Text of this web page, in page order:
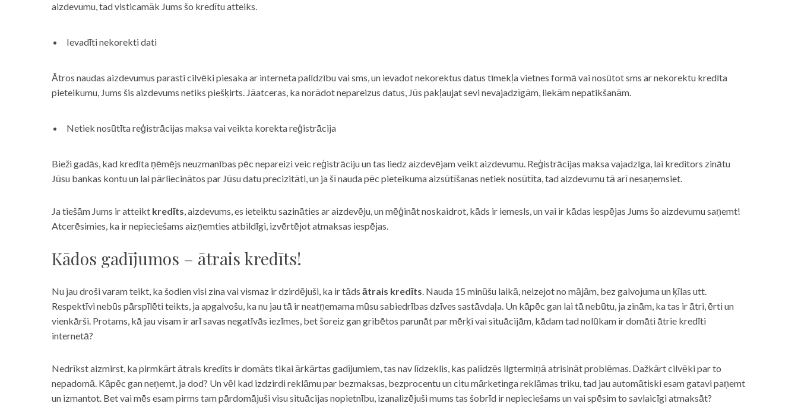
aizdevumu, tad visticamāk Jums šo kredītu atteiks.
Ievadīti nekorekti dati
Ātros naudas aizdevumus parasti cilvēki piesaka ar interneta palīdzību vai sms, un ievadot nekorektus datus tīmekļa vietnes formā vai nosūtot sms ar nekorektu kredīta
pieteikumu, Jums šis aizdevums netiks piešķirts. Jāatceras, ka norādot nepareizus datus, Jūs pakļaujat sevi nevajadzīgām, liekām nepatikšanām.
Netiek nosūtīta reģistrācijas maksa vai veikta korekta reģistrācija
Bieži gadās, kad kredīta ņēmējs neuzmanības pēc nepareizi veic reģistrāciju un tas liedz aizdevējam veikt aizdevumu. Reģistrācijas maksa vajadzīga, lai kreditors zinātu
Jūsu bankas kontu un lai pārliecinātos par Jūsu datu precizitāti, un ja šī nauda pēc pieteikuma aizsūtīšanas netiek nosūtīta, tad aizdevumu tā arī nesaņemsiet.
Ja tiešām Jums ir atteikt kredīts, aizdevums, es ieteiktu sazināties ar aizdevēju, un mēģināt noskaidrot, kāds ir iemesls, un vai ir kādas iespējas Jums šo aizdevumu saņemt!
Atcerēsimies, ka ir nepieciešams aizņemties atbildīgi, izvērtējot atmaksas iespējas.
Kādos gadījumos – ātrais kredīts!
Nu jau droši varam teikt, ka šodien visi zina vai vismaz ir dzirdējuši, ka ir tāds ātrais kredīts. Nauda 15 minūšu laikā, neizejot no mājām, bez galvojuma un ķīlas utt.
Respektīvi nebūs pārspīlēti teikts, ja apgalvošu, ka nu jau tā ir neatņemama mūsu sabiedrības dzīves sastāvdaļa. Un kāpēc gan lai tā nebūtu, ja zinām, ka tas ir ātri, ērti un
vienkārši. Protams, kā jau visam ir arī savas negatīvās iezīmes, bet šoreiz gan gribētos parunāt par mērķi vai situācijām, kādam tad nolūkam ir domāti ātrie kredīti
internetā?
Nedrīkst aizmirst, ka pirmkārt ātrais kredīts ir domāts tikai ārkārtas gadījumiem, tas nav līdzeklis, kas palīdzēs ilgtermiņā atrisināt problēmas. Dažkārt cilvēki par to
nepadomā. Kāpēc gan neņemt, ja dod? Un vēl kad izdzirdi reklāmu par bezmaksas, bezprocentu un citu mārketinga reklāmas triku, tad jau automātiski esam gatavi paņemt
un izmantot. Bet vai mēs esam pirms tam pārdomājuši visu situācijas nopietnību, izanalizējuši mums tas šobrīd ir nepieciešams un vai spēsim to savlaicīgi atmaksāt?